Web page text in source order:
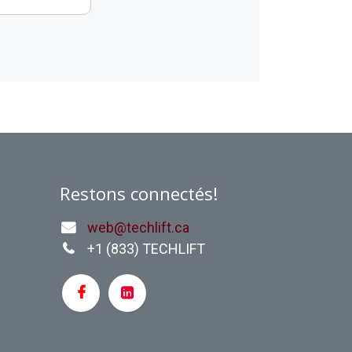
Restons connectés!
web@techlift.ca
+1 (833) TECHLIFT